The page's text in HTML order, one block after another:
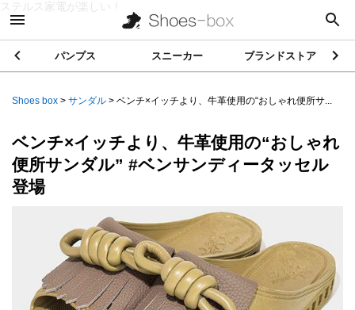
ステルス家電が楽しい！
パンプス スニーカー ブランドストア
Shoes box > サンダル > ベンチ×イッチより、牛革使用の“おしゃれ便所サ...
ベンチ×イッチより、牛革使用の“おしゃれ
便所サンダル” #ベンサンディータッセル
登場